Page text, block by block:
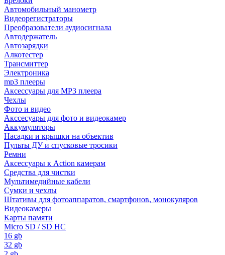
Автомобильный манометр
Видеорегистраторы
Преобразователи аудиосигнала
Автодержатель
Автозарядки
Алкотестер
Трансмиттер
Электроника
mp3 плееры
Аксессуары для MP3 плеера
Чехлы
Фото и видео
Акссесуары для фото и видеокамер
Аккумуляторы
Насадки и крышки на объектив
Пульты ДУ и спусковые тросики
Ремни
Аксессуары к Action камерам
Средства для чистки
Мультимедийные кабели
Сумки и чехлы
Штативы для фотоаппаратов, смартфонов, монокуляров
Видеокамеры
Карты памяти
Micro SD / SD HC
16 gb
32 gb